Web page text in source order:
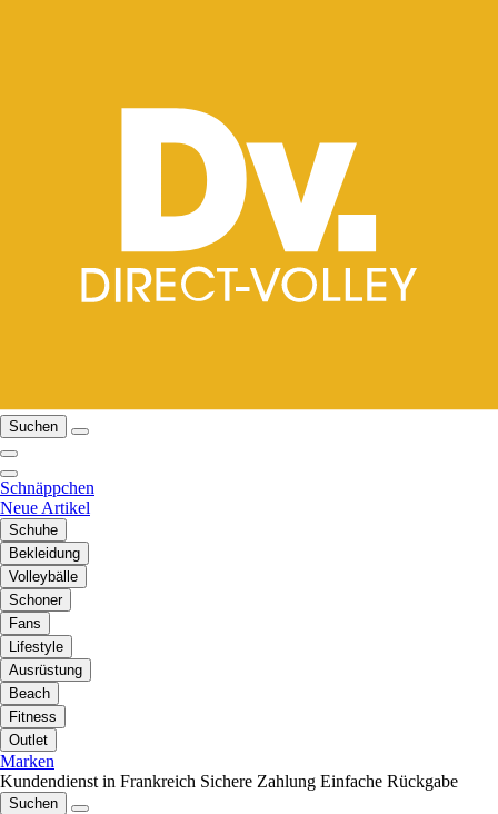
Suchen
Schnäppchen
Neue Artikel
Schuhe
Bekleidung
Volleybälle
Schoner
Fans
Lifestyle
Ausrüstung
Beach
Fitness
Outlet
Marken
Kundendienst in Frankreich Sichere Zahlung Einfache Rückgabe
Suchen